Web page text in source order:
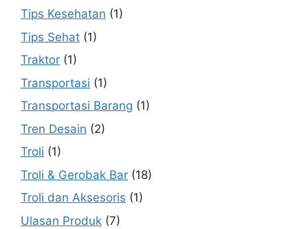
Tips Kesehatan (1)
Tips Sehat (1)
Traktor (1)
Transportasi (1)
Transportasi Barang (1)
Tren Desain (2)
Troli (1)
Troli & Gerobak Bar (18)
Troli dan Aksesoris (1)
Ulasan Produk (7)